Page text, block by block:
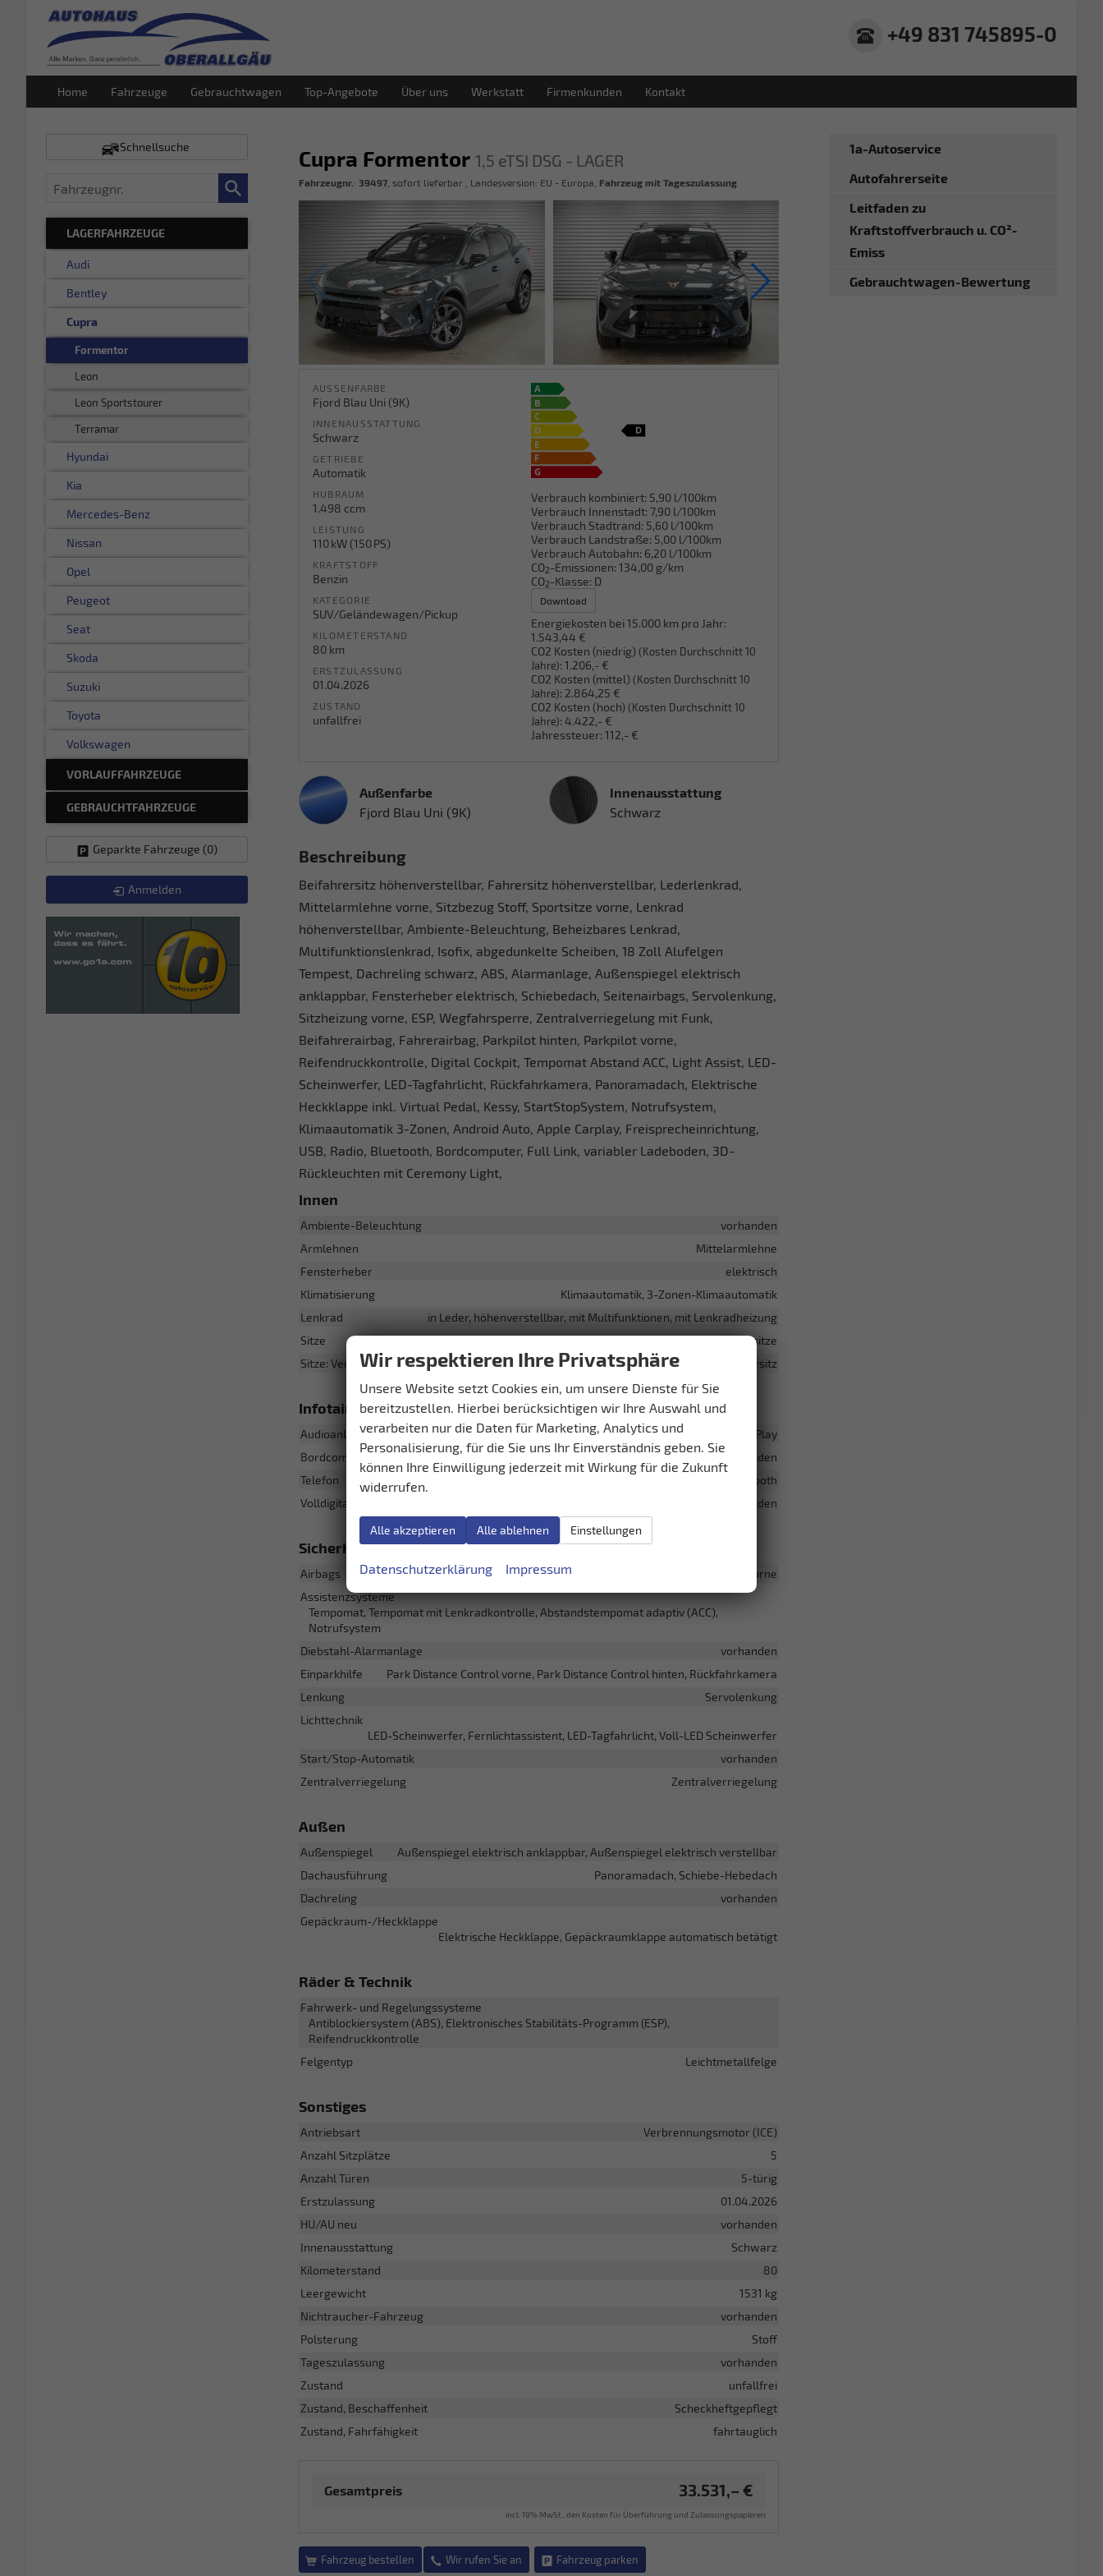
+49 831 745895-0
Home Fahrzeuge Gebrauchtwagen Top-Angebote Über uns Werkstatt Firmenkunden Kontakt
Cupra Formentor 1,5 eTSI DSG - LAGER
Fahrzeugnr. : 39497, sofort lieferbar, Landesversion: EU - Europa, Fahrzeug mit Tageszulassung
AUSSENFARBE
Fjord Blau Uni (9K)
INNENAUSSTATTUNG
Schwarz
GETRIEBE
Automatik
HUBRAUM
1.498 ccm
LEISTUNG
110 kW (150 PS)
KRAFTSTOFF
Benzin
KATEGORIE
SUV/Geländewagen/Pickup
KILOMETERSTAND
80 km
ERSTZULASSUNG
01.04.2026
ZUSTAND
unfallfrei
Verbrauch kombiniert: 5,90 l/100km
Verbrauch Innenstadt: 7,90 l/100km
Verbrauch Stadtrand: 5,60 l/100km
Verbrauch Landstraße: 5,00 l/100km
Verbrauch Autobahn: 6,20 l/100km
CO2-Emissionen: 134,00 g/km
CO2-Klasse: D
Download
Energiekosten bei 15.000 km pro Jahr:
1.543,44 €
CO2 Kosten (niedrig) (Kosten Durchschnitt 10
Jahre): 1.206,- €
CO2 Kosten (mittel) (Kosten Durchschnitt 10
Jahre): 2.864,25 €
CO2 Kosten (hoch) (Kosten Durchschnitt 10
Jahre): 4.422,- €
Jahressteuer: 112,- €
Außenfarbe
Fjord Blau Uni (9K)
InnenausstattungInnenausstattung
Schwarz
Beschreibung
Beifahrersitz höhenverstellbar, Fahrersitz höhenverstellbar, Lederlenkrad,
Mittelarmlehne vorne, Sitzbezug Stoff, Sportsitze vorne, Lenkrad
höhenverstellbar, Ambiente-Beleuchtung, Beheizbares Lenkrad,
Multifunktionslenkrad, Isofix, abgedunkelte Scheiben, 18 Zoll Alufelgen
Tempest, Dachreling schwarz, ABS, Alarmanlage, Außenspiegel elektrisch
anklappbar, Fensterheber elektrisch, Schiebedach, Seitenairbags, Servolenkung,
Sitzheizung vorne, ESP, Wegfahrsperre, Zentralverriegelung mit Funk,
Beifahrerairbag, Fahrerairbag, Parkpilot hinten, Parkpilot vorne,
Reifendruckkontrolle, Digital Cockpit, Tempomat Abstand ACC, Light Assist, LED-
Scheinwerfer, LED-Tagfahrlicht, Rückfahrkamera, Panoramadach, Elektrische
Heckklappe inkl. Virtual Pedal, Kessy, StartStopSystem, Notrufsystem,
Klimaautomatik 3-Zonen, Android Auto, Apple Carplay, Freisprecheinrichtung,
USB, Radio, Bluetooth, Bordcomputer, Full Link, variabler Ladeboden, 3D-
Rückleuchten mit Ceremony Light,
Innen
Ambiente-Beleuchtung
vorhanden
Armlehnen
Mittelarmlehne
Fensterheber
elektrisch
Klimatisierung
Klimaautomatik, 3-Zonen-Klimaautomatik
Lenkrad
in Leder, höhenverstellbar, mit Multifunktionen, mit Lenkradheizung
Sitze
Isofix (Kindersitzbefestigung), Sitzheizung, Sportsitze
Sitze: Verstellbarkeit
Höhenverstellbarer Fahrersitz
Infotainment & Kommunikation
Audioanlage
Radio/MP3-Player, Radio, Schnittstelle USB, Android Auto, Apple CarPlay
Bordcomputer
vorhanden
Telefon
Freisprecheinrichtung, Bluetooth
Volldigitales Kombiinstrument (Virtual Cockpit)
vorhanden
Sicherheit & Assistenz
Airbags
Seitenairbags Vorne
Assistenzsysteme
Tempomat, Tempomat mit Lenkradkontrolle, Abstandstempomat adaptiv (ACC),
Notrufsystem
Diebstahl-Alarmanlage
vorhanden
Einparkhilfe
Park Distance Control vorne, Park Distance Control hinten, Rückfahrkamera
Lenkung
Servolenkung
Lichttechnik
LED-Scheinwerfer, Fernlichtassistent, LED-Tagfahrlicht, Voll-LED Scheinwerfer
Start/Stop-Automatik
vorhanden
Zentralverriegelung
Zentralverriegelung
Außen
Außenspiegel
Außenspiegel elektrisch anklappbar, Außenspiegel elektrisch verstellbar
Dachausführung
Panoramadach, Schiebe-Hebedach
Dachreling
vorhanden
Gepäckraum-/Heckklappe
Elektrische Heckklappe, Gepäckraumklappe automatisch betätigt
Räder & Technik
Fahrwerk- und Regelungssysteme
Antiblockiersystem (ABS), Elektronisches Stabilitäts-Programm (ESP),
Reifendruckkontrolle
Felgentyp
Leichtmetallfelge
Sonstiges
Antriebsart
Verbrennungsmotor (ICE)
Anzahl Sitzplätze
5
Anzahl Türen
5-türig
Erstzulassung
01.04.2026
HU/AU neu
vorhanden
Innenausstattung
Schwarz
Kilometerstand
80
Leergewicht
1531 kg
Nichtraucher-Fahrzeug
vorhanden
Polsterung
Stoff
Tageszulassung
vorhanden
Zustand
unfallfrei
Zustand, Beschaffenheit
Scheckheftgepflegt
Zustand, Fahrfähigkeit
fahrtauglich
Gesamtpreis 33.531,– €
incl. 19% MwSt., den Kosten für Überführung und Zulassungspapieren
Fahrzeug bestellen Wir rufen Sie an Fahrzeug parken
Schnellsuche
Fahrzeugnr.
LAGERFAHRZEUGE
Audi
Bentley
Cupra
Formentor
Leon
Leon Sportstourer
Terramar
Hyundai
Kia
Mercedes-Benz
Nissan
Opel
Peugeot
Seat
Skoda
Suzuki
Toyota
Volkswagen
VORLAUFFAHRZEUGE
GEBRAUCHTFAHRZEUGE
Geparkte Fahrzeuge (0)
Anmelden
1a-Autoservice
Autofahrerseite
Leitfaden zu
Kraftstoffverbrauch u. CO²-
Emiss
Gebrauchtwagen-Bewertung
Wir respektieren Ihre Privatsphäre
Unsere Website setzt Cookies ein, um unsere Dienste für Sie
bereitzustellen. Hierbei berücksichtigen wir Ihre Auswahl und
verarbeiten nur die Daten für Marketing, Analytics und
Personalisierung, für die Sie uns Ihr Einverständnis geben. Sie
können Ihre Einwilligung jederzeit mit Wirkung für die Zukunft
widerrufen.
Alle akzeptieren Alle ablehnen Einstellungen
Datenschutzerklärung Impressum